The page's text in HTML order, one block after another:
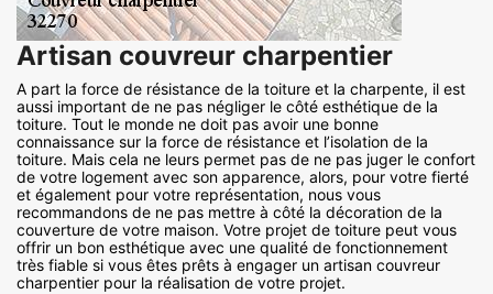
Artisan couvreur charpentier
A part la force de résistance de la toiture et la charpente, il est
aussi important de ne pas négliger le côté esthétique de la
toiture. Tout le monde ne doit pas avoir une bonne
connaissance sur la force de résistance et l’isolation de la
toiture. Mais cela ne leurs permet pas de ne pas juger le confort
de votre logement avec son apparence, alors, pour votre fierté
et également pour votre représentation, nous vous
recommandons de ne pas mettre à côté la décoration de la
couverture de votre maison. Votre projet de toiture peut vous
offrir un bon esthétique avec une qualité de fonctionnement
très fiable si vous êtes prêts à engager un artisan couvreur
charpentier pour la réalisation de votre projet.